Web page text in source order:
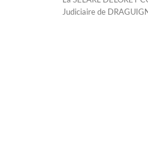
Judiciaire de